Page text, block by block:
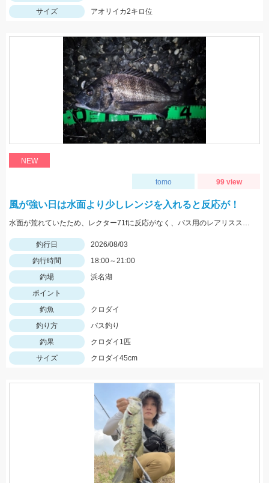
サイズ アオリイカ2キロ位
NEW
tomo 99 view
風が強い日は水面より少しレンジを入れると反応が！
水面が荒れていたため、レクター71fに反応がなく、バス用のレアリススピンベイでレンジを少し入れてスローに巻いてくると当たり多数。サイズは選べないですが今回の様なサイズも釣れます。
釣行日
2026/08/03
釣行時間
18:00～21:00
釣場
浜名湖
ポイント
釣魚
クロダイ
釣り方
バス釣り
釣果
クロダイ1匹
サイズ
クロダイ45cm